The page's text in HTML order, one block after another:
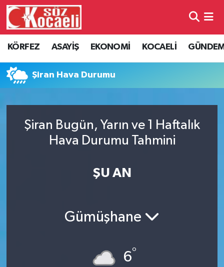
KÖRFEZ ASAYİŞ EKONOMİ KOCAELİ
Şiran Hava Durumu
Şiran Bugün, Yarın ve 1 Haftalık
Hava Durumu Tahmini
ŞU AN
Gümüşhane
6°
Kocaeli Hava Durumu
Kocaeli Namaz Vakitleri
Süper Lig Puan Durumu ve Fikstür
Haber Arşivi